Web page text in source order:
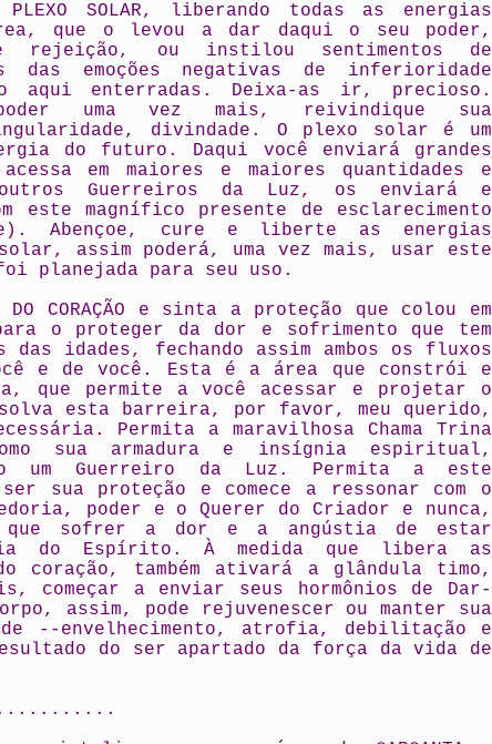
SOLAR, liberando todas as energias
que o levou a dar daqui o seu poder,
rejeição, ou instilou sentimentos de
das emoções negativas de inferioridade
aqui enterradas. Deixa-as ir, precioso.
uma vez mais, reivindique sua
divindade. O plexo solar é um
do futuro. Daqui você enviará grandes
em maiores e maiores quantidades e
Guerreiros da Luz, os enviará e
este magnífico presente de esclarecimento
Abençoe, cure e liberte as energias
assim poderá, uma vez mais, usar este
planejada para seu uso.
DO CORAÇÃO e sinta a proteção que colou em
o proteger da dor e sofrimento que tem
das idades, fechando assim ambos os fluxos
e de você. Esta é a área que constrói e
que permite a você acessar e projetar o
esta barreira, por favor, meu querido,
Permita a maravilhosa Chama Trina
sua armadura e insígnia espiritual,
um Guerreiro da Luz. Permita a este
sua proteção e comece a ressonar com o
poder e o Querer do Criador e nunca,
que sofrer a dor e a angústia de estar
do Espírito. À medida que libera as
coração, também ativará a glândula timo,
começar a enviar seus hormônios de Dar-
assim, pode rejuvenescer ou manter sua
--envelhecimento, atrofia, debilitação e
do ser apartado da força da vida de